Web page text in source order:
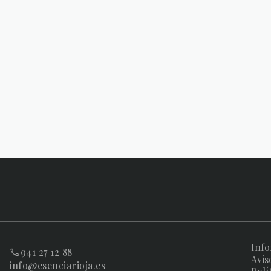
941 27 12 88
info@esenciarioja.es